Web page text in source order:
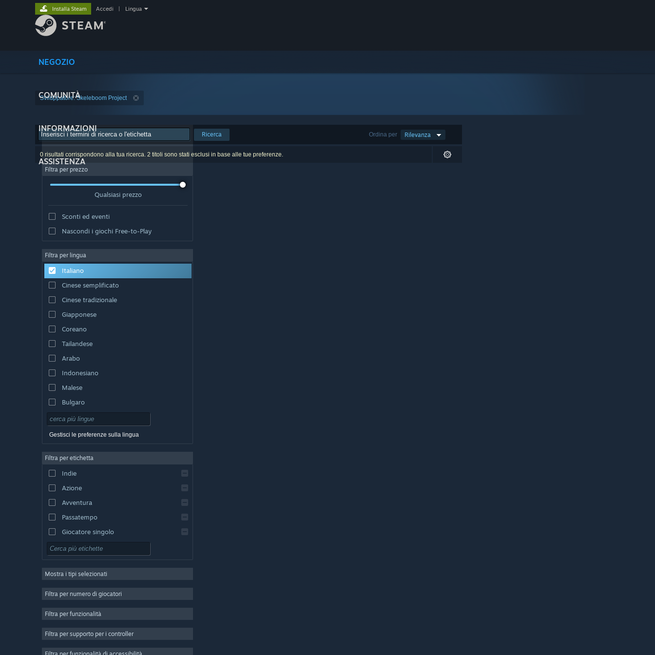
NEGOZIO
COMUNITÀ
INFORMAZIONI
ASSISTENZA
Installa Steam Accedi Lingua
Sviluppatore: Skeleboom Project
Ordina per Rilevanza
Ricerca
0 risultati corrispondono alla tua ricerca. 2 titoli sono stati esclusi in base alle tue preferenze.
Filtra per prezzo
Qualsiasi prezzo
Sconti ed eventi
Nascondi i giochi Free-to-Play
Filtra per lingua
Italiano
Cinese semplificato
Cinese tradizionale
Giapponese
Coreano
Tailandese
Arabo
Indonesiano
Malese
Bulgaro
Ceco
Danese
Inglese
Spagnolo - Spagna
Spagnolo - America Latina
Gestisci le preferenze sulla lingua
Filtra per etichetta
Indie
Azione
Avventura
Passatempo
Giocatore singolo
Simulazione
Strategia
Free-to-Play
Mostra i tipi selezionati
Filtra per numero di giocatori
Filtra per funzionalità
Filtra per supporto per i controller